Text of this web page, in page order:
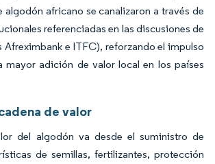
africano se canalizaron a través de
referenciadas en las discusiones de
e ITFC), reforzando el impulso
mayor adición de valor local en los países
de valor
del algodón va desde el suministro de
de semillas, fertilizantes, protección